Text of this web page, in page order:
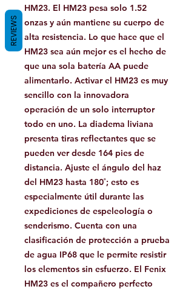
HM23. El HM23 pesa solo 1.52
onzas y aún mantiene su cuerpo de
alta resistencia. Lo que hace que el
HM23 sea aún mejor es el hecho de
que una sola batería AA puede
alimentarlo. Activar el HM23 es muy
sencillo con la innovadora
operación de un solo interruptor
todo en uno. La diadema liviana
presenta tiras reflectantes que se
pueden ver desde 164 pies de
distancia. Ajuste el ángulo del haz
del HM23 hasta 180˚; esto es
especialmente útil durante las
expediciones de espeleología o
senderismo. Cuenta con una
clasificación de protección a prueba
de agua IP68 que le permite resistir
los elementos sin esfuerzo. El Fenix ​​
HM23 es el compañero perfecto
REVIEWS